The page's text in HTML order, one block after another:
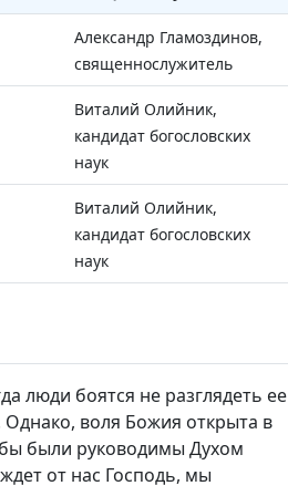
Александр Гламоздинов,
священнослужитель
Виталий Олийник,
кандидат богословских
наук
Виталий Олийник,
кандидат богословских
наук
наук
Виталий Олийник,
кандидат богословских
наук
люди боятся не разглядеть ее
воля Божия открыта в
были руководимы Духом
от нас Господь, мы